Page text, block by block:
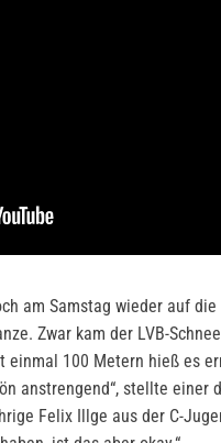
am Samstag wieder auf die
Zwar kam der LVB-
100 Metern hieß es
anstrengend“, stellte einer
Felix Illge aus der C-